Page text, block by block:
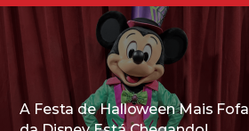
A Festa de Halloween Mais Fofa